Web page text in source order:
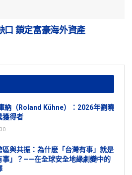
口 鎖定富豪海外資產
納（Roland Kühne）：2026年劉曉
獲得者
區與共振：為什麽「台灣有事」就是
事」？——在全球安全地緣劇變中的